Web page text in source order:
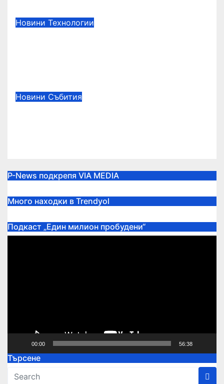
Новини Технологии
Новини Събития
P-News подкрепя VIA MEDIA
Много находки в Trendyol
Подкаст „Един милион пробудени“
00:00 56:38
Търсене